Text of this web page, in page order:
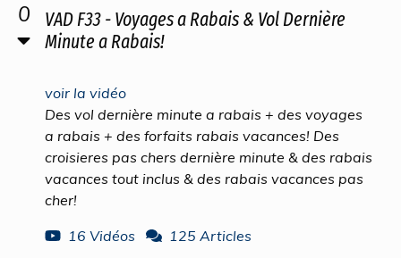
0
VAD F33 - Voyages a Rabais & Vol Dernière
Minute a Rabais!
voir la vidéo
Des vol dernière minute a rabais + des voyages
a rabais + des forfaits rabais vacances! Des
croisieres pas chers dernière minute & des rabais
vacances tout inclus & des rabais vacances pas
cher!
16 Vidéos
125 Articles